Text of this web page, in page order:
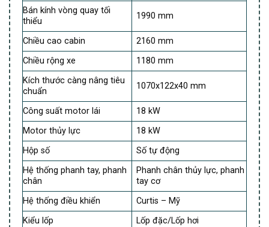
Bán kính vòng quay tối
thiểu
1990 mm
Chiều cao cabin
2160 mm
Chiều rộng xe
1180 mm
Kích thước càng nâng tiêu
chuẩn
1070x122x40 mm
Công suất motor lái
18 kW
Motor thủy lực
18 kW
Hộp số
Số tự động
Hệ thống phanh tay, phanh
chân
Phanh chân thủy lực, phanh
tay cơ
Hệ thống điều khiển
Curtis – Mỹ
Kiểu lốp
Lốp đặc/Lốp hơi